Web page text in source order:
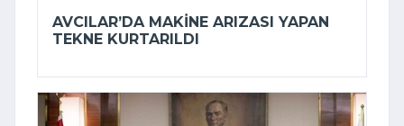
AVCILAR’DA MAKINE ARIZASI YAPAN
TEKNE KURTARILDI